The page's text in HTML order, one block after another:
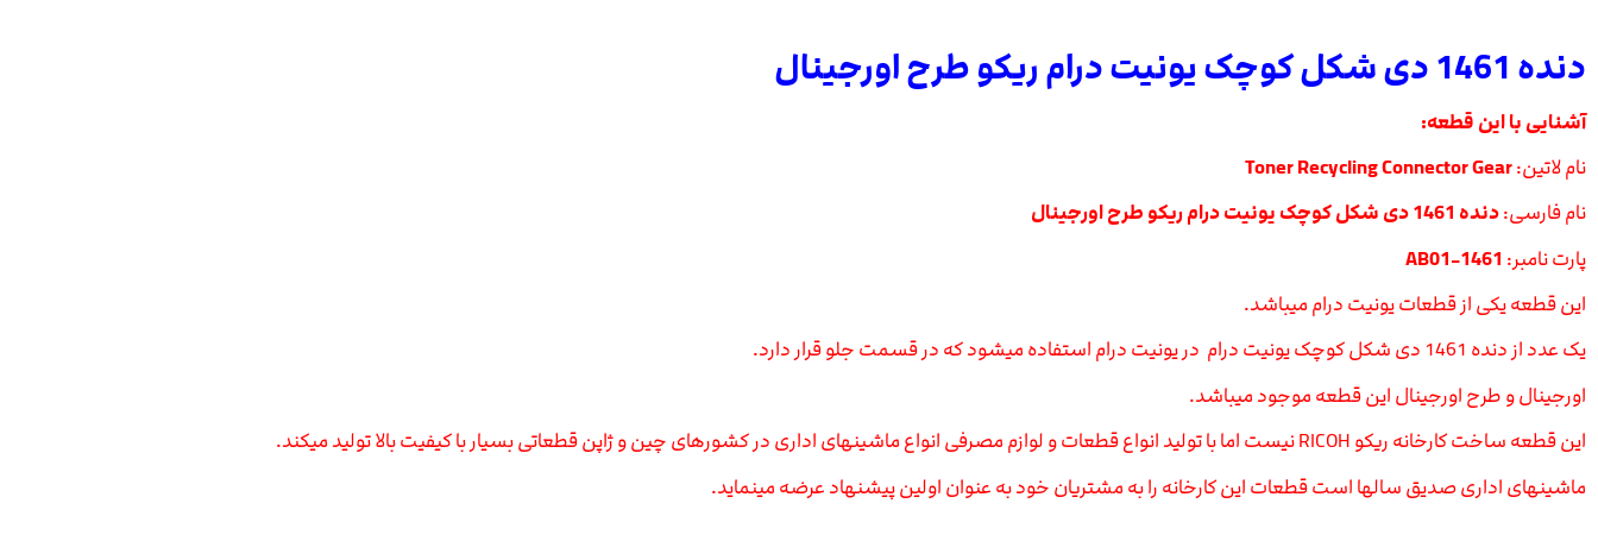
دنده 1461 دی شکل کوچک یونیت درام ریکو طرح اورجینال
آشنایی با این قطعه:
نام لاتین:Toner Recycling Connector Gear
نام فارسی:دنده 1461 دی شکل کوچک یونیت درام ریکو طرح اورجینال
پارت نامبر:
این قطعه یکی از قطعات یونیت درام میباشد.
یک عدد از دنده 1461 دی شکل کوچک یونیت درام در یونیت درام استفاده میشود که در قسمت جلو قرار دارد.
اورجینال و طرح اورجینال این قطعه موجود میباشد.
این قطعه ساخت کارخانه ریکو RICOH نیست اما با تولید انواع قطعات و لوازم مصرفی انواع ماشینهای اداری در کشورهای چین و ژاپن قطعاتی بسیار با کیفیت بالا تولید میکند.
ماشینهای اداری صدیق سالها است قطعات این کارخانه را به مشتریان خود به عنوان اولین پیشنهاد عرضه مینماید.